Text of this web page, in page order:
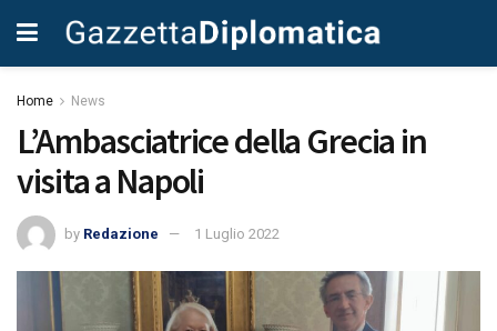
Home News
L’Ambasciatrice della Grecia in
visita a Napoli
by Redazione 1 Luglio 2022